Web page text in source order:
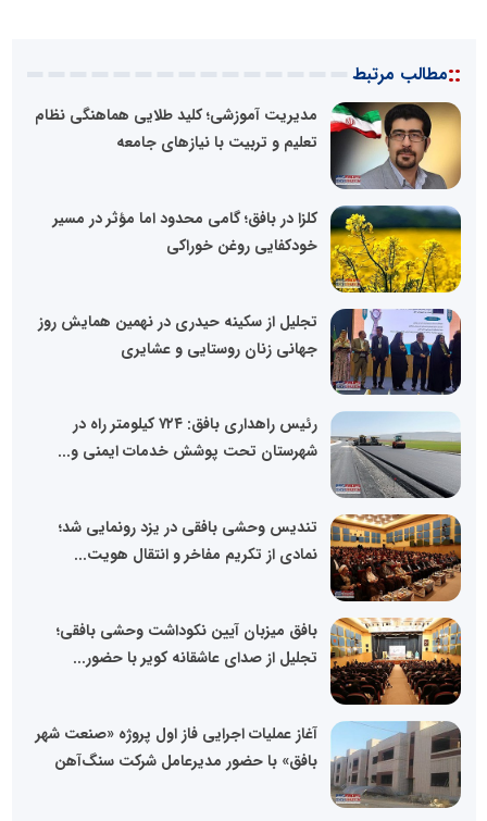
::مطالب مرتبط
مدیریت آموزشی؛ کلید طلایی هماهنگی نظام
تعلیم و تربیت با نیازهای جامعه
کلزا در بافق؛ گامی محدود اما مؤثر در مسیر
خودکفایی روغن خوراکی
تجلیل از سکینه حیدری در نهمین همایش روز
جهانی زنان روستایی و عشایری
رئیس راهداری بافق: ۷۲۴ کیلومتر راه در
شهرستان تحت پوشش خدمات ایمنی و...
تندیس وحشی بافقی در یزد رونمایی شد؛
نمادی از تکریم مفاخر و انتقال هویت...
بافق میزبان آیین نکوداشت وحشی بافقی؛
تجلیل از صدای عاشقانه کویر با حضور...
آغاز عملیات اجرایی فاز اول پروژه «صنعت شهر
بافق» با حضور مدیرعامل شرکت سنگ‌آهن